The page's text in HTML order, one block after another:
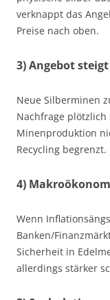
verknappt das
Preise nach oben.
3) Angebot
Neue Silberminen
Nachfrage
Minenproduktion
Recycling
4)
Wenn
Banken/
Sicherheit in
allerdings stärker